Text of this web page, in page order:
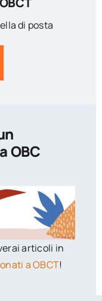
di posta
OBC
articoli in
a OBCT!